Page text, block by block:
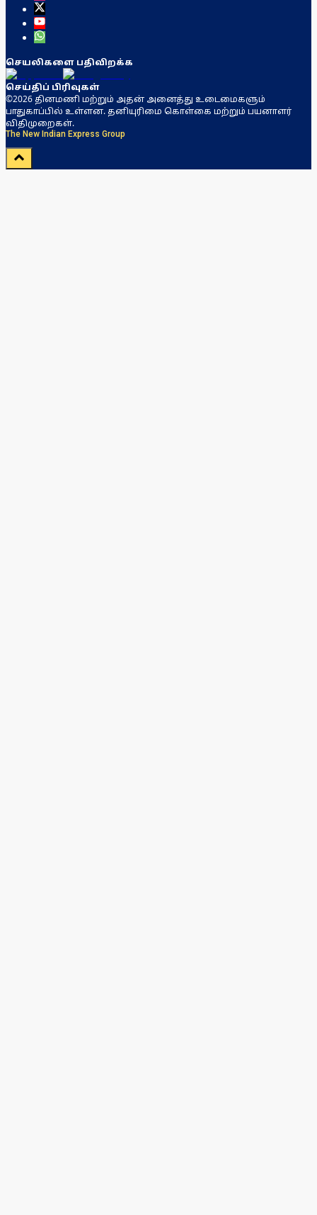
செயலிகளை பதிவிறக்க
செய்திப் பிரிவுகள்
©2026 தினமணி மற்றும் அதன் அனைத்து உடைமைகளும்
பாதுகாப்பில் உள்ளன. தனியுரிமை கொள்கை மற்றும் பயனாளர்
விதிமுறைகள்.
The New Indian Express Group